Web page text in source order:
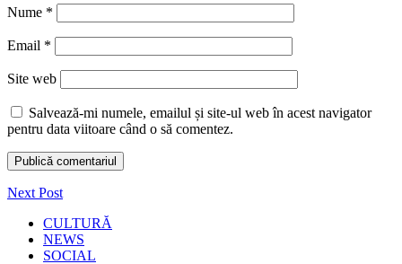
Nume *
Email *
Site web
Salvează-mi numele, emailul și site-ul web în acest navigator
pentru data viitoare când o să comentez.
Next Post
CULTURĂ
NEWS
SOCIAL